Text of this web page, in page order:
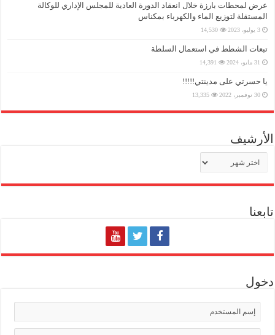
عرض لمحطات بارزة خلال انعقاد الدورة العادية للمجلس الإداري للوكالة
المستقلة لتوزيع الماء والكهرباء بمكناس
3 يوليو، 2023 14,530
تبعات الشطط في استعمال السلطة
31 مايو، 2024 14,391
يا حسرتي على مدينتي!!!!!
30 نوفمبر، 2022 13,335
الأرشيف
تابعنا
دخول